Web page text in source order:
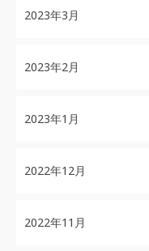
2023年3月
2023年2月
2023年1月
2022年12月
2022年11月